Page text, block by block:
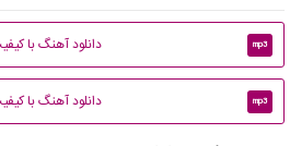
mp3 دانلود آهنگ با کیفیت
mp3 دانلود آهنگ با کیفیت